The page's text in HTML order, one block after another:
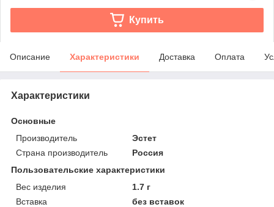
Купить
Описание Характеристики Доставка Оплата
Характеристики
Основные
Производитель
Эстет
Страна производитель
Россия
Пользовательские характеристики
Вес изделия
1.7 г
Вставка
без вставок